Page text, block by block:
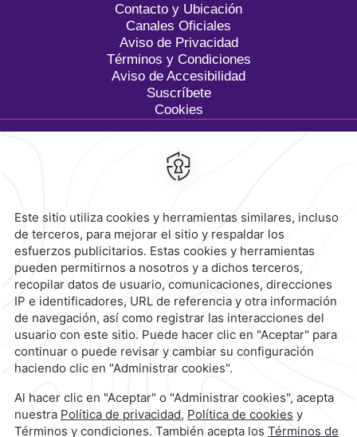
Contacto y Ubicación
Canales Oficiales
Aviso de Privacidad
Términos y Condiciones
Aviso de Accesibilidad
Suscríbete
Cookies
Calzada General Mariano
Escobedo 700,Anzures,
Reservaciones|800 901 2300
contacto@caminoreal.com
reservaciones@caminoreal.com